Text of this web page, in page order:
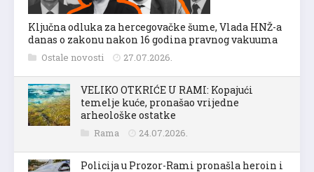
Ključna odluka za hercegovačke šume, Vlada HNŽ-a
danas o zakonu nakon 16 godina pravnog vakuuma
Ostale novosti 27.07.2026.
VELIKO OTKRIĆE U RAMI: Kopajući
temelje kuće, pronašao vrijedne
arheološke ostatke
Rama 24.07.2026.
Policija u Prozor-Rami pronašla heroin i